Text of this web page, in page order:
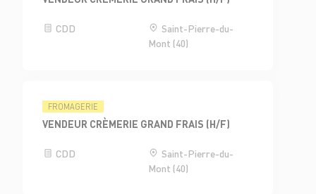
CDD
Saint-Pierre-du-
Mont (40)
FROMAGERIE
VENDEUR CRÈMERIE GRAND FRAIS (H/F)
CDD
Saint-Pierre-du-
Mont (40)